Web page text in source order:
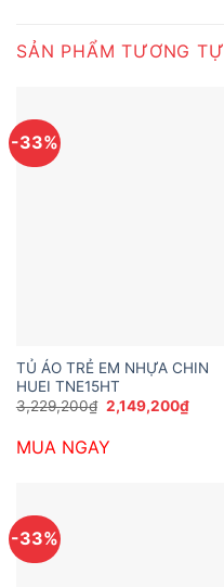
SẢN PHẨM TƯƠNG TỰ
-33%
TỦ ÁO TRẺ EM NHỰA CHIN
HUEI TNE15HT
3,229,200₫ Giá
gốc
3,229,200₫.
2,149,200₫Giá
hiện
MUA NGAY
-33%